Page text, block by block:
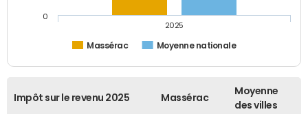
Massérac Moyenne nationale
2025
0
Impôt sur le revenu 2025 Massérac
Moyenne
des villes